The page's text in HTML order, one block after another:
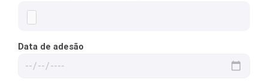
Data de adesão